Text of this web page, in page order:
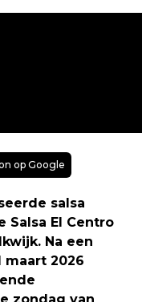
op Google
salsa
Salsa El Centro
Na een
maart 2026